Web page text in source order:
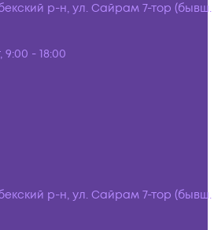
р-н, ул. Сайрам 7-тор (бывш.
9:00 - 18:00
р-н, ул. Сайрам 7-тор (бывш.